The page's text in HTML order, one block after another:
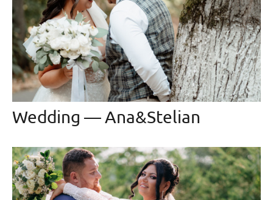
Wedding — Ana&Stelian